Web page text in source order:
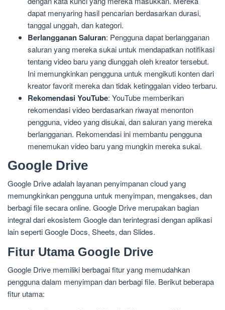
dapat menyaring hasil pencarian berdasarkan durasi,
tanggal unggah, dan kategori.
Berlangganan Saluran: Pengguna dapat berlangganan
saluran yang mereka sukai untuk mendapatkan notifikasi
tentang video baru yang diunggah oleh kreator tersebut.
Ini memungkinkan pengguna untuk mengikuti konten dari
kreator favorit mereka dan tidak ketinggalan video terbaru.
Rekomendasi YouTube: YouTube memberikan
rekomendasi video berdasarkan riwayat menonton
pengguna, video yang disukai, dan saluran yang mereka
berlangganan. Rekomendasi ini membantu pengguna
menemukan video baru yang mungkin mereka sukai.
Google Drive
Google Drive adalah layanan penyimpanan cloud yang
memungkinkan pengguna untuk menyimpan, mengakses, dan
berbagi file secara online. Google Drive merupakan bagian
integral dari ekosistem Google dan terintegrasi dengan aplikasi
lain seperti Google Docs, Sheets, dan Slides.
Fitur Utama Google Drive
Google Drive memiliki berbagai fitur yang memudahkan
pengguna dalam menyimpan dan berbagi file. Berikut beberapa
fitur utama: